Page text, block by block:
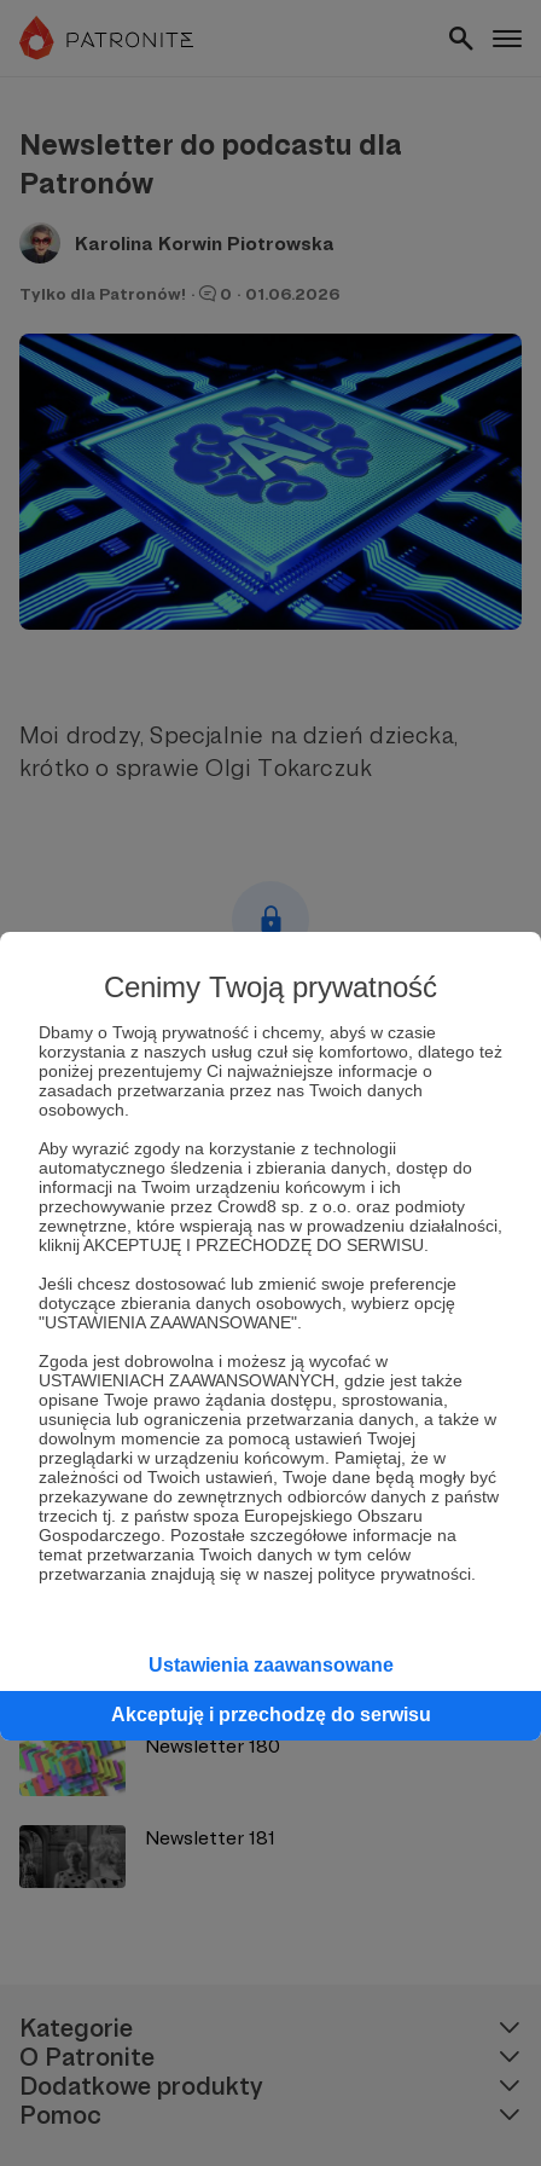
Cenimy Twoją prywatność
Dbamy o Twoją prywatność i chcemy, abyś w czasie
korzystania z naszych usług czuł się komfortowo, dlatego też
poniżej prezentujemy Ci najważniejsze informacje o
zasadach przetwarzania przez nas Twoich danych
osobowych.
Aby wyrazić zgody na korzystanie z technologii
automatycznego śledzenia i zbierania danych, dostęp do
informacji na Twoim urządzeniu końcowym i ich
przechowywanie przez Crowd8 sp. z o.o. oraz podmioty
zewnętrzne, które wspierają nas w prowadzeniu działalności,
kliknij AKCEPTUJĘ I PRZECHODZĘ DO SERWISU.
Jeśli chcesz dostosować lub zmienić swoje preferencje
dotyczące zbierania danych osobowych, wybierz opcję
"USTAWIENIA ZAAWANSOWANE".
Zgoda jest dobrowolna i możesz ją wycofać w
USTAWIENIACH ZAAWANSOWANYCH, gdzie jest także
opisane Twoje prawo żądania dostępu, sprostowania,
usunięcia lub ograniczenia przetwarzania danych, a także w
dowolnym momencie za pomocą ustawień Twojej
przeglądarki w urządzeniu końcowym. Pamiętaj, że w
zależności od Twoich ustawień, Twoje dane będą mogły być
przekazywane do zewnętrznych odbiorców danych z państw
trzecich tj. z państw spoza Europejskiego Obszaru
Gospodarczego. Pozostałe szczegółowe informacje na
temat przetwarzania Twoich danych w tym celów
przetwarzania znajdują się w naszej polityce prywatności.
Ustawienia zaawansowane
Akceptuję i przechodzę do serwisu
Newsletter do podcastu dla
Patronów
Karolina Korwin Piotrowska
Tylko dla Patronów! · 0 · 01.06.2026
Moi drodzy, Specjalnie na dzień dziecka,
krótko o sprawie Olgi Tokarczuk
Post dostępny tylko dla Patronów
Aby zobaczyć ten materiał musisz być zalogowany
Zaloguj się
Udostępnij
Karolina Korwin Piotrowska
Zobacz profil autora
Zobacz również
Newsletter 178
Newsletter 180
Newsletter 181
Kategorie
O Patronite
Dodatkowe produkty
Pomoc